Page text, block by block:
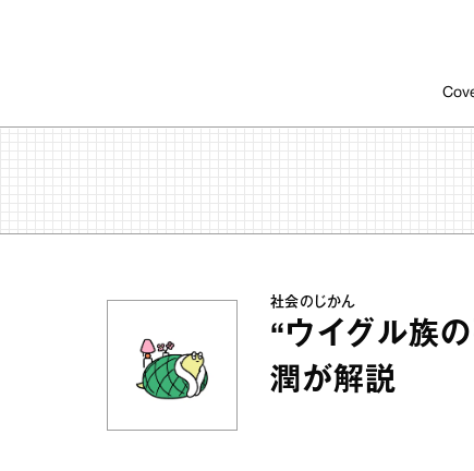
社会のじかん
“ウイグル族
潤が解説